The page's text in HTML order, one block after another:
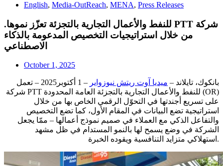
English, Media-OutReach, MENA, Press Releases
.‫شركة PTT للنفط والأعمال التجارية بالتجزئة تعزّز نموها
من خلال استراتيجيات التخصيص المدعومة بالذكاء
الاصطناعي
October 1, 2025
بانكوك، تايلاند – ميديا ​​آوت ريتش نيوزواير
– 1 أكتوبر2025 – تعمل
شركة PTT للنفط والأعمال التجارية بالتجزئة العامة المحدودة (OR)
على تسريع أجندتها في التحوّل الرقمي الخاص بها من خلال
استراتيجية تضع البيانات في المقام الأول، كما تضع التخصيص
والتفاعل الذكي مع العملاء في صميم نموذج أعمالها – ممّا يجعل
الشركة في وضع يسمح لها بالنمو المستدام في ظل مشهد
استهلاكي متزايد التنافسية ويقوده الخبرة.